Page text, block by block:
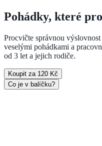
Pohádky, které
Procvičte správnou
veselými pohádkami a
od 3 let a jejich rodiče.
Koupit za 120 Kč
Co je v balíčku?